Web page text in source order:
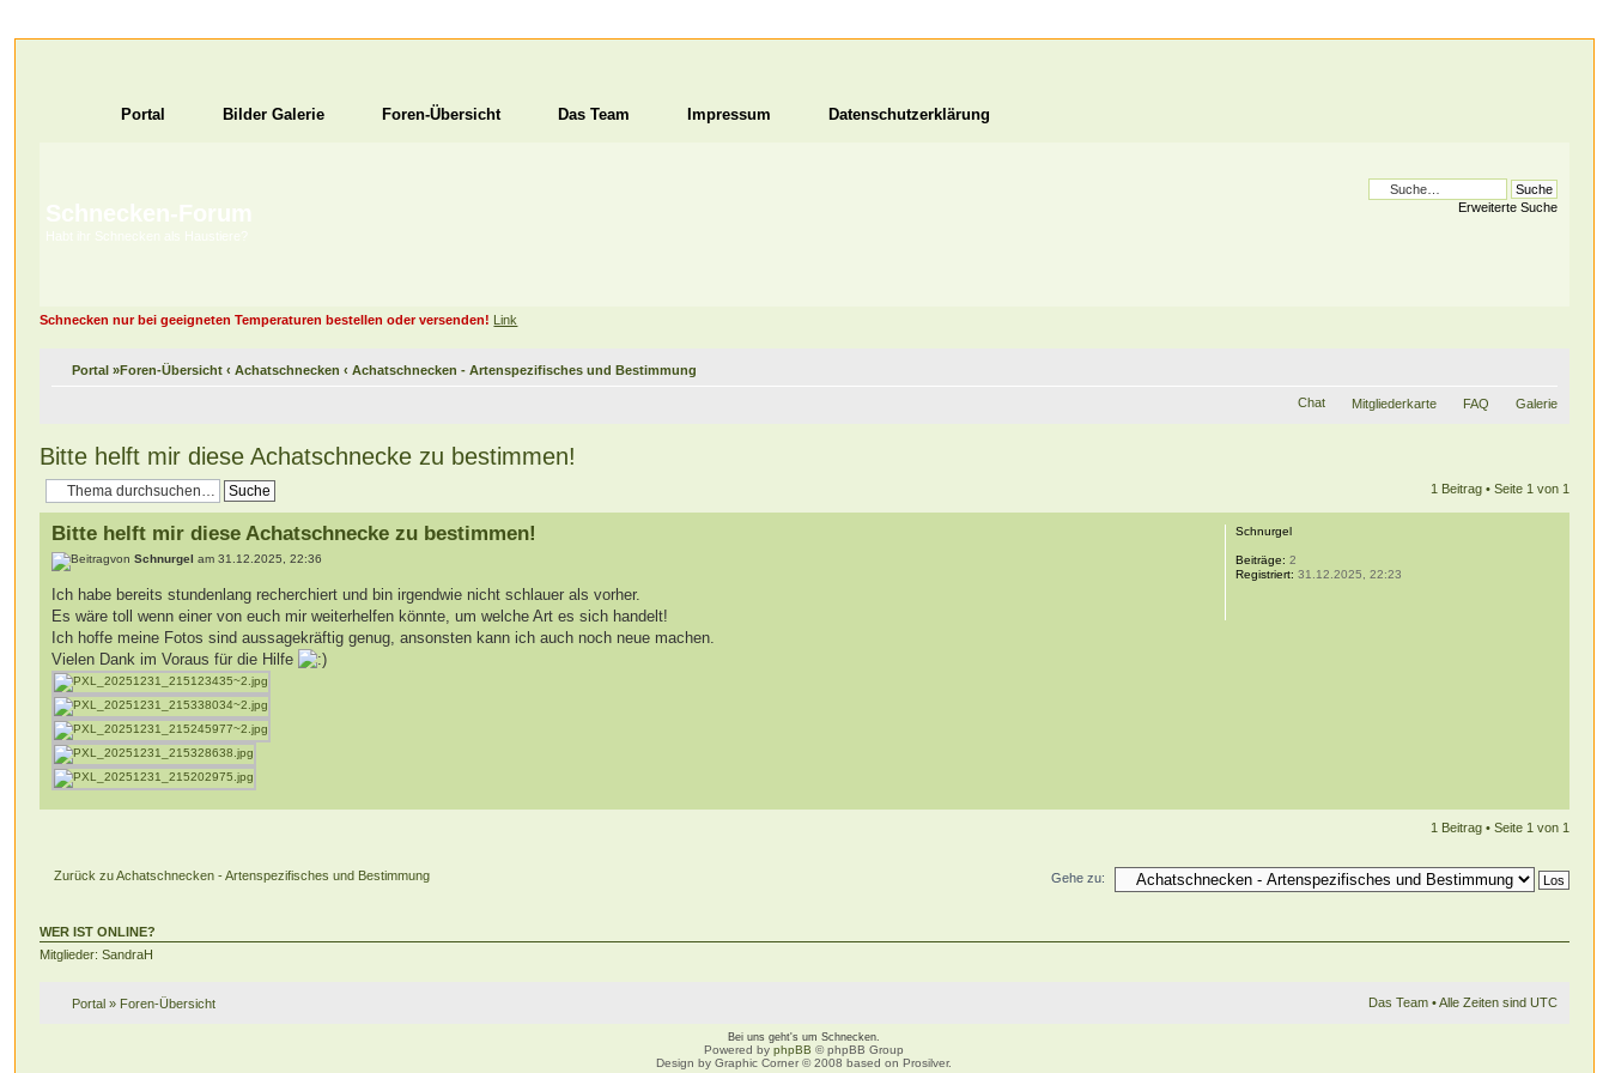
Portal Bilder Galerie Foren-Übersicht Das Team Impressum Datenschutzerklärung
Schnecken-Forum
Habt ihr Schnecken als Haustiere?
Erweiterte Suche
Schnecken nur bei geeigneten Temperaturen bestellen oder versenden! Link
Portal »Foren-Übersicht ‹ Achatschnecken ‹ Achatschnecken - Artenspezifisches und Bestimmung
Chat Mitgliederkarte FAQ Galerie
Bitte helft mir diese Achatschnecke zu bestimmen!
1 Beitrag • Seite 1 von 1
Bitte helft mir diese Achatschnecke zu bestimmen!
vonSchnurgel am 31.12.2025, 22:36
Ich habe bereits stundenlang recherchiert und bin irgendwie nicht schlauer als vorher.
Es wäre toll wenn einer von euch mir weiterhelfen könnte, um welche Art es sich handelt!
Ich hoffe meine Fotos sind aussagekräftig genug, ansonsten kann ich auch noch neue machen.
Vielen Dank im Voraus für die Hilfe
Schnurgel
Beiträge: 2
Registriert: 31.12.2025, 22:23
1 Beitrag • Seite 1 von 1
Zurück zu Achatschnecken - Artenspezifisches und Bestimmung Gehe zu:
WER IST ONLINE?
Mitglieder: SandraH
Portal » Foren-Übersicht Das Team• Alle Zeiten sind UTC
Bei uns geht's um Schnecken.
Powered byphpBB © phpBB Group
Design by Graphic Corner © 2008 based on Prosilver.